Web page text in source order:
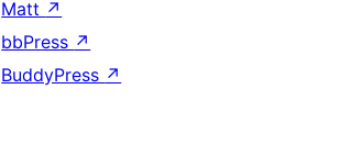
Matt ↗
bbPress ↗
BuddyPress ↗